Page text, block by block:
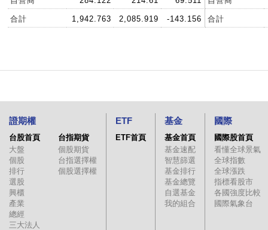
合計 1,942.763 2,085.919 -143.156 合計
證期權
台股首頁
大盤
個股
排行
選股
興櫃
產業
總經
三大法人
台指期貨
個股期貨
台指選擇權
個股選擇權
ETF
ETF首頁
基金
基金首頁
基金速配
智慧篩選
基金排行
基金總覽
自選基金
我的組合
國際
國際股首頁
看懂全球景氣
全球指數
全球漲跌
指標看股市
各國強度比較
國際氣象台